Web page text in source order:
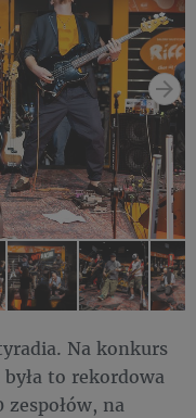
Na konkurs
była to rekordowa
na